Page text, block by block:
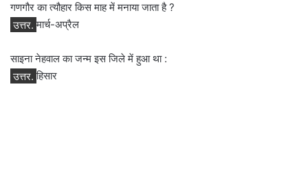
गणगौर का त्यौहार किस माह में मनाया जाता है ?
उत्तर. मार्च-अप्रैल
साइना नेहवाल का जन्म इस जिले में हुआ था :
उत्तर. हिसार